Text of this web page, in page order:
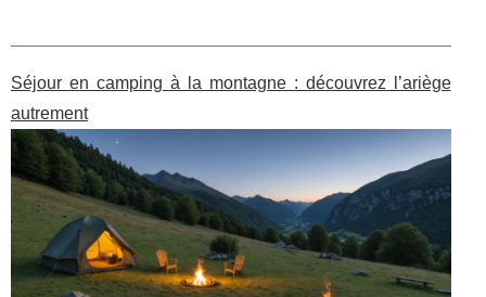
Séjour en camping à la montagne : découvrez l’ariège
autrement